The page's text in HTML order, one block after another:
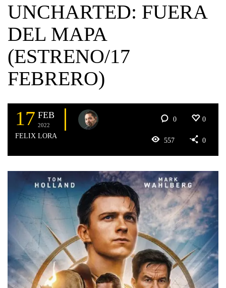
UNCHARTED: FUERA
DEL MAPA
(ESTRENO/17
FEBRERO)
17 FEB
2022
FELIX LORA
0 0
557 0